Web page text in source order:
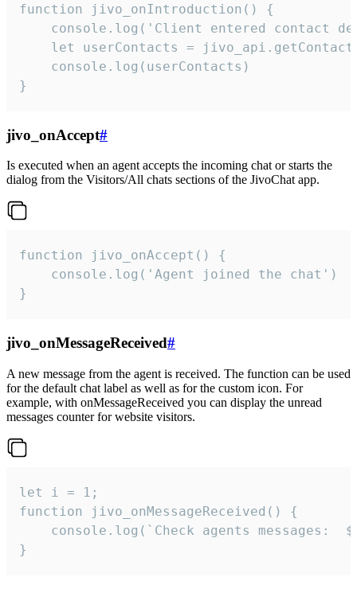
function jivo_onIntroduction() {
console.log('Client entered contact
let userContacts =
    console.log(userContacts)
}
jivo_onAccept#
Is executed when an agent accepts the incoming chat or starts the
dialog from the Visitors/All chats sections of the JivoChat app.
function jivo_onAccept() {
}
jivo_onMessageReceived#
A new message from the agent is received. The function can be used
for the default chat label as well as for the custom icon. For
example, with onMessageReceived you can display the unread
messages counter for website visitors.
let i = 1;
function jivo_onMessageReceived() {
}